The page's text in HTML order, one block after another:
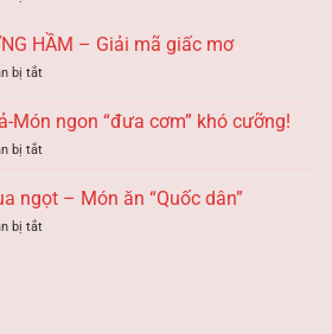
ĐỔI
HAY
HẠN?
ẩn
giấc
mơ
LỘI
Giải
giấc
HẦM – Giải mã giấc mơ
bị tắtở
ĐƯỜNG
HẦM
Giải
mã
giấc
Món ngon “đưa cơm” khó cưỡng!
bị tắtở
bò
kho
sả-
ngọt – Món ăn “Quốc dân”
bị tắtở